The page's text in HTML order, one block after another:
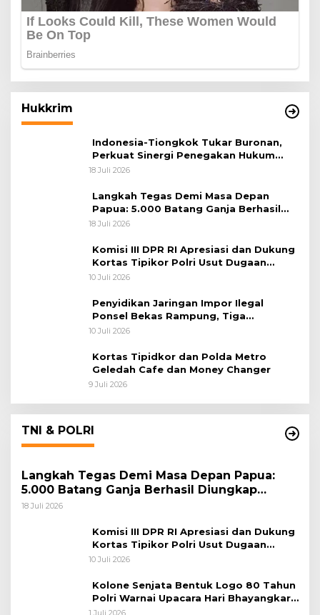
Hukkrim
Indonesia-Tiongkok Tukar Buronan,
Perkuat Sinergi Penegakan Hukum
Lintas Negara
18 Juli 2026
Langkah Tegas Demi Masa Depan
Papua: 5.000 Batang Ganja Berhasil
Diungkap Koops TNI Habema
18 Juli 2026
Komisi III DPR RI Apresiasi dan Dukung
Kortas Tipikor Polri Usut Dugaan
Korupsi Batu Bara
10 Juli 2026
Penyidikan Jaringan Impor Ilegal
Ponsel Bekas Rampung, Tiga
Tersangka Sudah P-21 dan Satu Buron
10 Juli 2026
Kortas Tipidkor dan Polda Metro
Geledah Cafe dan Money Changer
9 Juli 2026
TNI & POLRI
Langkah Tegas Demi Masa Depan Papua:
5.000 Batang Ganja Berhasil Diungkap
Koops TNI Habema
18 Juli 2026
Komisi III DPR RI Apresiasi dan Dukung
Kortas Tipikor Polri Usut Dugaan
Korupsi Batu Bara
10 Juli 2026
Kolone Senjata Bentuk Logo 80 Tahun
Polri Warnai Upacara Hari Bhayangkara
ke-80